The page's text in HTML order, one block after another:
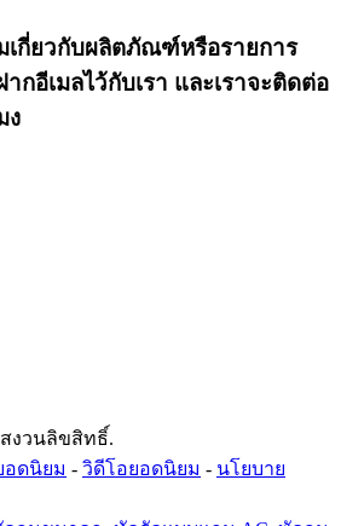
เกี่ยวกับผลิตภัณฑ์หรือรายการ
กอีเมลไว้กับเรา และเราจะติดต่อ
ง
สงวนลิขสิทธิ์.
อดนิยม - วิดีโอยอดนิยม - นโยบาย